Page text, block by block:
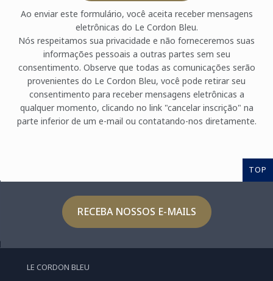
Ao enviar este formulário, você aceita receber mensagens
eletrônicas do Le Cordon Bleu.
Nós respeitamos sua privacidade e não forneceremos suas
informações pessoais a outras partes sem seu
consentimento. Observe que todas as comunicações serão
provenientes do Le Cordon Bleu, você pode retirar seu
consentimento para receber mensagens eletrônicas a
qualquer momento, clicando no link "cancelar inscrição" na
parte inferior de um e-mail ou contatando-nos diretamente.
TOP
RECEBA NOSSOS E-MAILS
LE CORDON BLEU